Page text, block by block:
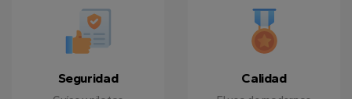
Seguridad Calidad